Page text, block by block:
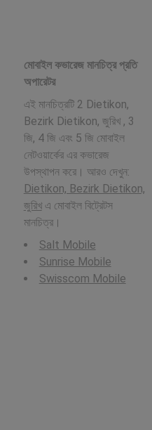
মোবাইল কভারেজ মানচিত্র প্রতি
অপারেটর
এই মানচিত্রটি 2 Dietikon,
Bezirk Dietikon, জুরিখ , 3
জি, 4 জি এবং 5 জি মোবাইল
নেটওয়ার্কের এর কভারেজ
উপস্থাপন করে। আরও দেখুন:
Dietikon, Bezirk Dietikon,
জুরিখএ মোবাইল বিট্রেটস
মানচিত্র।
Salt Mobile
Sunrise Mobile
Swisscom Mobile